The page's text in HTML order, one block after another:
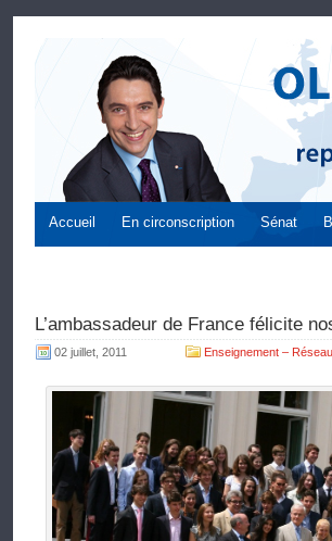
Accueil En circonscription Sénat
L’ambassadeur de France félicite
02 juillet, 2011 Enseignement –